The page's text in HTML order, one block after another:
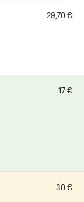
29,70 €
17 €
30 €